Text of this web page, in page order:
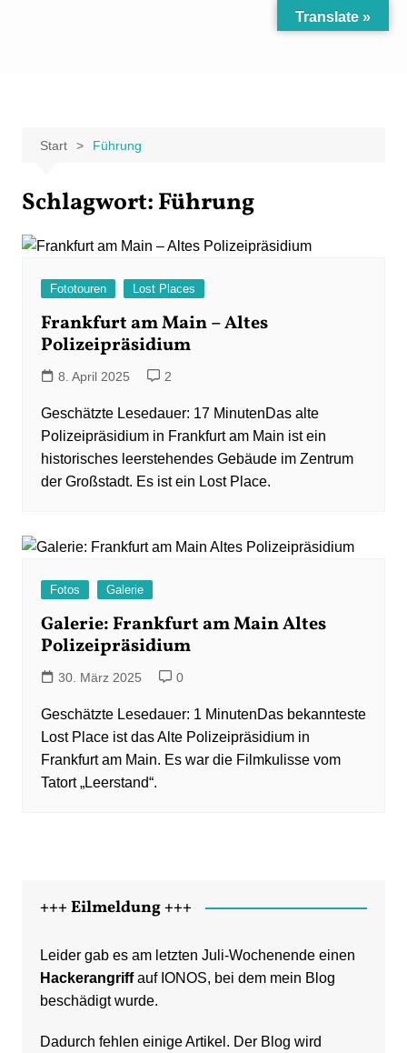
Start Führung
Schlagwort:Führung
Fototouren Lost Places
Frankfurt am Main – Altes
Polizeipräsidium
8. April 2025 2
Das alte
Polizeipräsidium in Frankfurt am Main ist ein
historisches leerstehendes Gebäude im Zentrum
der Großstadt. Es ist ein Lost Place.
Fotos Galerie
Galerie: Frankfurt am Main Altes
Polizeipräsidium
30. März 2025 0
Das bekannteste
Lost Place ist das Alte Polizeipräsidium in
Frankfurt am Main. Es war die Filmkulisse vom
Tatort „Leerstand“.
+++ Eilmeldung +++
Leider gab es am letzten Juli-Wochenende einen
Hackerangriffauf IONOS, bei dem mein Blog
beschädigt wurde.
Dadurch fehlen einige Artikel. Der Blog wird
Translate »